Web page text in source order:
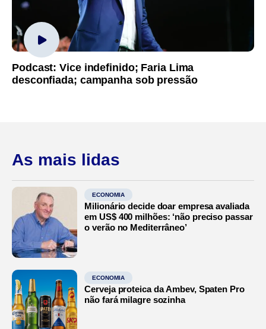
Podcast: Vice indefinido; Faria Lima
desconfiada; campanha sob pressão
As mais lidas
ECONOMIA
Milionário decide doar empresa avaliada
em US$ 400 milhões: ‘não preciso passar
o verão no Mediterrâneo’
ECONOMIA
Cerveja proteica da Ambev, Spaten Pro
não fará milagre sozinha